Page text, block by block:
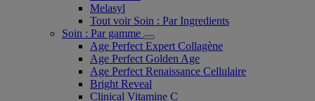
Melasyl
Tout voir Soin : Par Ingredients
Soin : Par gamme
Age Perfect Expert Collagène
Age Perfect Golden Age
Age Perfect Renaissance Cellulaire
Bright Reveal
Clinical Vitamine C